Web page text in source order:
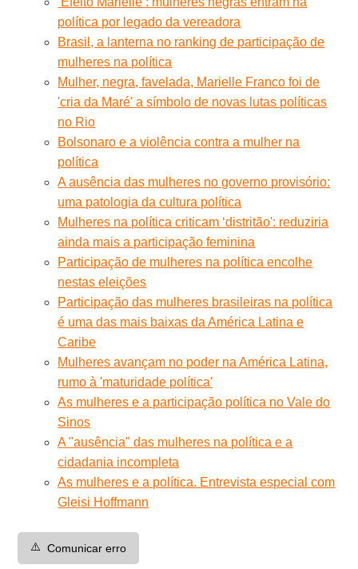
política por legado da vereadora
Brasil, a lanterna no ranking de participação de
mulheres na política
Mulher, negra, favelada, Marielle Franco foi de
'cria da Maré' a símbolo de novas lutas políticas
no Rio
Bolsonaro e a violência contra a mulher na
política
A ausência das mulheres no governo provisório:
uma patologia da cultura política
Mulheres na política criticam ‘distritão': reduziria
ainda mais a participação feminina
Participação de mulheres na política encolhe
nestas eleições
Participação das mulheres brasileiras na política
é uma das mais baixas da América Latina e
Caribe
Mulheres avançam no poder na América Latina,
rumo à 'maturidade política'
As mulheres e a participação política no Vale do
Sinos
A "ausência" das mulheres na política e a
cidadania incompleta
As mulheres e a política. Entrevista especial com
Gleisi Hoffmann
⚠️ Comunicar erro